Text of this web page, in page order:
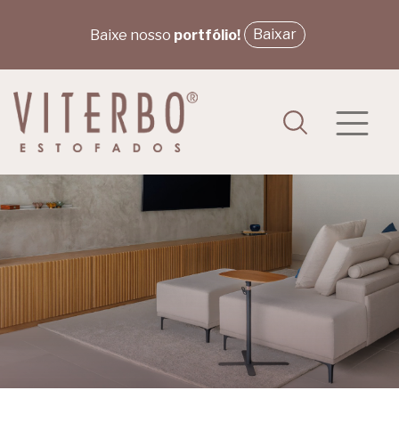
Baixe nosso portfólio! Baixar
PRODUTOS